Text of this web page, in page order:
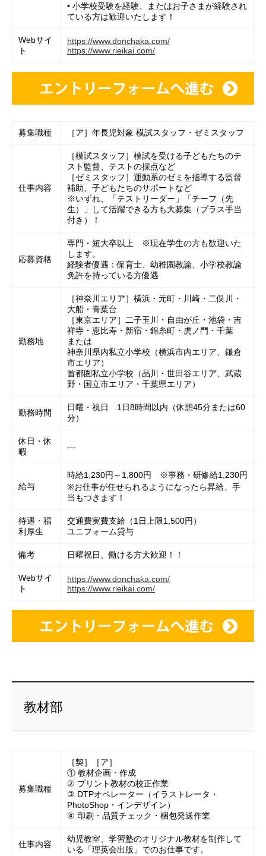
• 小学校受験を経験、またはお子さまが経験され
ている方は歓迎いたします！
Webサイ
ト
https://www.donchaka.com/
https://www.rieikai.com/
募集職種 ［ア］年長児対象 模試スタッフ・ゼミスタッフ
仕事内容
［模試スタッフ］模試を受ける子どもたちのテ
スト監督、テストの採点など
［ゼミスタッフ］運動系のゼミを指導する監督
補助、子どもたちのサポートなど
※いずれ、「テストリーダー」「チーフ（先
生）」して活躍できる方も大募集（プラス手当
付き）！
応募資格
専門・短大卒以上 ※現在学生の方も歓迎いた
します。
経験者優遇：保育士、幼稚園教諭、小学校教諭
免許を持っている方優遇
勤務地
［神奈川エリア］横浜・元町・川崎・二俣川・
大船・青葉台
［東京エリア］二子玉川・自由が丘・池袋・吉
祥寺・恵比寿・新宿・錦糸町・虎ノ門・千葉
または
神奈川県内私立小学校（横浜市内エリア、鎌倉
市エリア）
首都圏私立小学校（品川・世田谷エリア、武蔵
野・国立市エリア・千葉県エリア）
勤務時間
日曜・祝日 1日8時間以内（休憩45分または60
分）
休日・休
暇
―
給与
時給1,230円～1,800円 ※事務・研修給1,230円
※お仕事が任せられるようになったら昇給、手
当もつきます！
待遇・福
利厚生
交通費実費支給（1日上限1,500円）
ユニフォーム貸与
備考 日曜祝日、働ける方大歓迎！！
Webサイ
ト
https://www.donchaka.com/
https://www.rieikai.com/
教材部
募集職種
［契］［ア］
① 教材企画・作成
② プリント教材の校正作業
③ DTPオペレーター（イラストレータ・
PhotoShop・インデザイン）
④ 印刷・品質チェック・梱包発送作業
仕事内容
幼児教室、学習塾のオリジナル教材を制作して
いる「理英会出版」でのお仕事です。